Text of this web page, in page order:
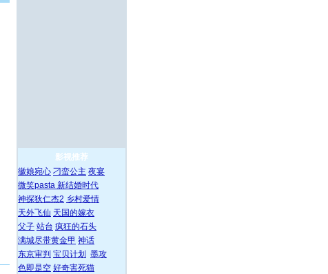
影视推荐
徽娘宛心 刁蛮公主 夜宴
微笑pasta 新结婚时代
神探狄仁杰2 乡村爱情
天外飞仙 天国的嫁衣
父子 站台 疯狂的石头
满城尽带黄金甲 神话
东京审判 宝贝计划
墨攻
色即是空 好奇害死猫